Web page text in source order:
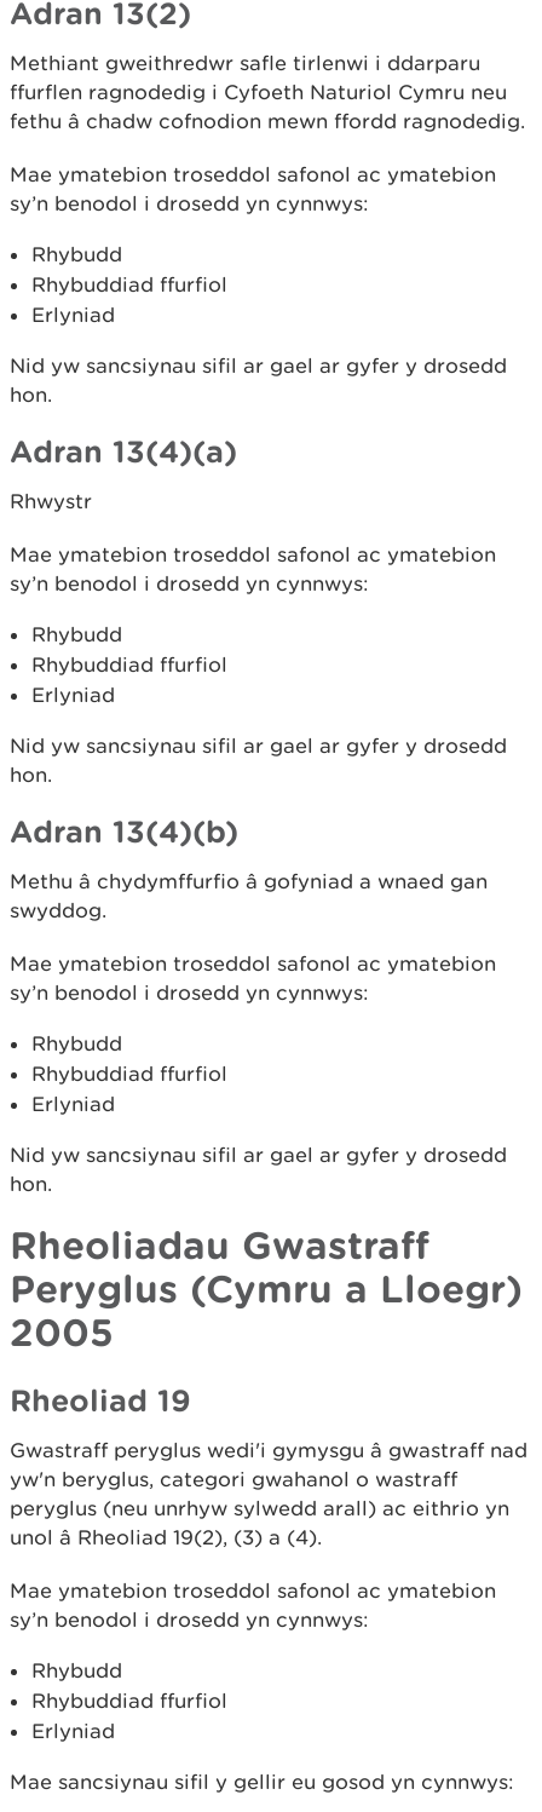
Adran 13(2)
Methiant gweithredwr safle tirlenwi i ddarparu
ffurflen ragnodedig i Cyfoeth Naturiol Cymru neu
fethu â chadw cofnodion mewn ffordd ragnodedig.
Mae ymatebion troseddol safonol ac ymatebion
sy’n benodol i drosedd yn cynnwys:
Rhybudd
Rhybuddiad ffurfiol
Erlyniad
Nid yw sancsiynau sifil ar gael ar gyfer y drosedd
hon.
Adran 13(4)(a)
Rhwystr
Mae ymatebion troseddol safonol ac ymatebion
sy’n benodol i drosedd yn cynnwys:
Rhybudd
Rhybuddiad ffurfiol
Erlyniad
Nid yw sancsiynau sifil ar gael ar gyfer y drosedd
hon.
Adran 13(4)(b)
Methu â chydymffurfio â gofyniad a wnaed gan
swyddog.
Mae ymatebion troseddol safonol ac ymatebion
sy’n benodol i drosedd yn cynnwys:
Rhybudd
Rhybuddiad ffurfiol
Erlyniad
Nid yw sancsiynau sifil ar gael ar gyfer y drosedd
hon.
Rheoliadau Gwastraff
Peryglus (Cymru a Lloegr)
2005
Rheoliad 19
Gwastraff peryglus wedi'i gymysgu â gwastraff nad
yw'n beryglus, categori gwahanol o wastraff
peryglus (neu unrhyw sylwedd arall) ac eithrio yn
unol â Rheoliad 19(2), (3) a (4).
Mae ymatebion troseddol safonol ac ymatebion
sy’n benodol i drosedd yn cynnwys:
Rhybudd
Rhybuddiad ffurfiol
Erlyniad
Mae sancsiynau sifil y gellir eu gosod yn cynnwys: